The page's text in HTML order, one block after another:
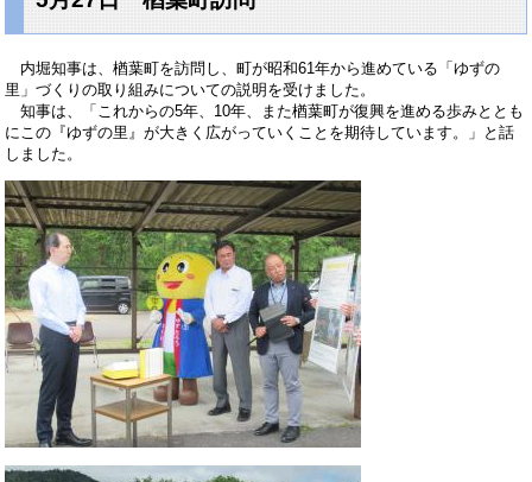
内堀知事は、楢葉町を訪問し、町が昭和61年から進めている「ゆずの
里」づくりの取り組みについての説明を受けました。
知事は、「これからの5年、10年、また楢葉町が復興を進める歩みととも
にこの『ゆずの里』が大きく広がっていくことを期待しています。」と話
しました。